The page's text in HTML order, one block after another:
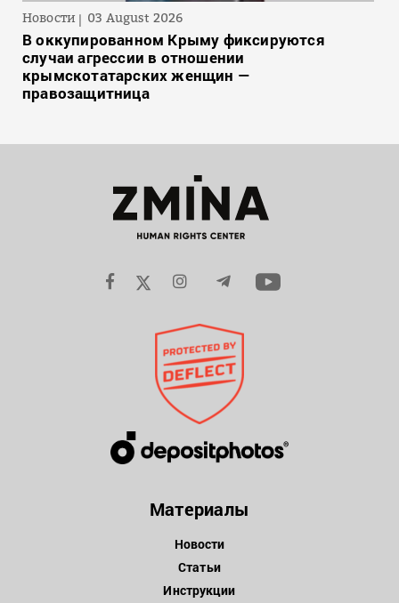
Новости 03 August 2026
В оккупированном Крыму фиксируются
случаи агрессии в отношении
крымскотатарских женщин —
правозащитница
Материалы
Новости
Статьи
Инструкции